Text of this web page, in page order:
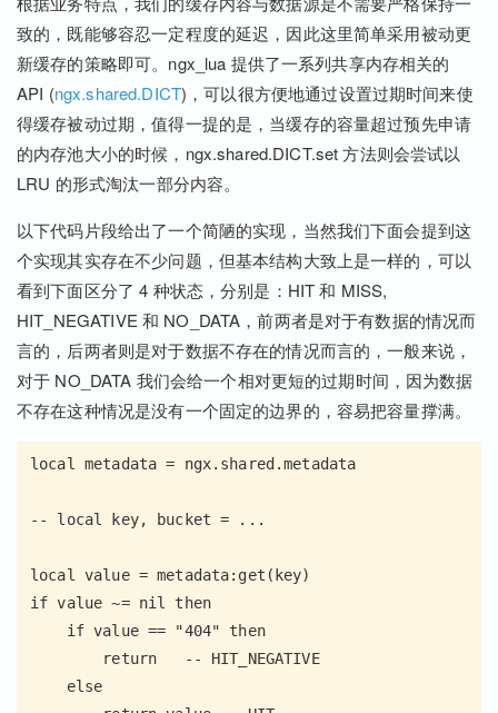
致的，既能够容忍一定程度的延迟，因此这里简单采用被动更
新缓存的策略即可。ngx_lua 提供了一系列共享内存相关的
API (ngx.shared.DICT)，可以很方便地通过设置过期时间来使
得缓存被动过期，值得一提的是，当缓存的容量超过预先申请
的内存池大小的时候，ngx.shared.DICT.set 方法则会尝试以
LRU 的形式淘汰一部分内容。
以下代码片段给出了一个简陋的实现，当然我们下面会提到这
个实现其实存在不少问题，但基本结构大致上是一样的，可以
看到下面区分了 4 种状态，分别是：HIT 和 MISS,
HIT_NEGATIVE 和 NO_DATA，前两者是对于有数据的情况而
言的，后两者则是对于数据不存在的情况而言的，一般来说，
对于 NO_DATA 我们会给一个相对更短的过期时间，因为数据
不存在这种情况是没有一个固定的边界的，容易把容量撑满。
local metadata = ngx.shared.metadata
-- local key, bucket = ...
local value = metadata:get(key)
if value ~= nil then
    if value == "404" then
        return   -- HIT_NEGATIVE
    else